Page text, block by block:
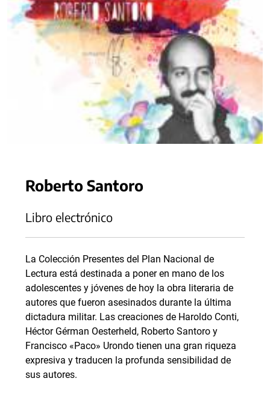
Roberto Santoro
Libro electrónico
La Colección Presentes del Plan Nacional de
Lectura está destinada a poner en mano de los
adolescentes y jóvenes de hoy la obra literaria de
autores que fueron asesinados durante la última
dictadura militar. Las creaciones de Haroldo Conti,
Héctor Gérman Oesterheld, Roberto Santoro y
Francisco «Paco» Urondo tienen una gran riqueza
expresiva y traducen la profunda sensibilidad de
sus autores.